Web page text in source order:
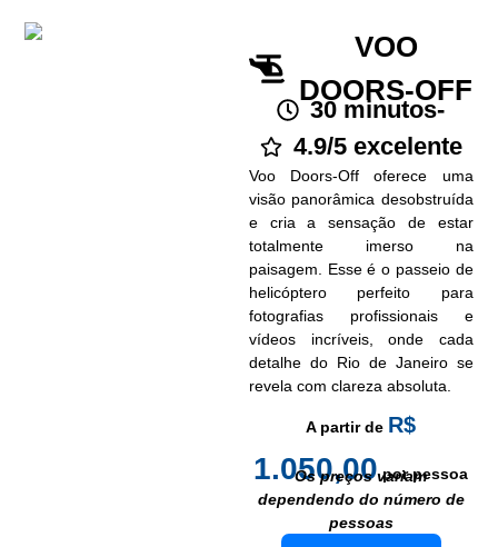
VOO
DOORS-OFF
30 minutos-
4.9/5 excelente
Voo Doors-Off oferece uma
visão panorâmica desobstruída
e cria a sensação de estar
totalmente imerso na
paisagem. Esse é o passeio de
helicóptero perfeito para
fotografias profissionais e
vídeos incríveis, onde cada
detalhe do Rio de Janeiro se
revela com clareza absoluta.
A partir de R$
1.050,00por pessoa
Os preços variam
dependendo do número de
pessoas